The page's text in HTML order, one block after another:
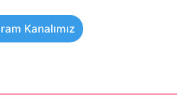
Kanalımız